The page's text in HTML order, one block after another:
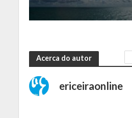
Acerca do autor
ericeiraonline